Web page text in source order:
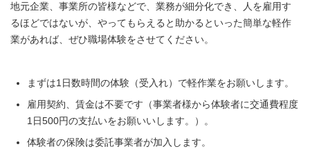
地元企業、事業所の皆様などで、業務が細分化でき、人を雇用す
るほどではないが、やってもらえると助かるといった簡単な軽作
業があれば、ぜひ職場体験をさせてください。
まずは1日数時間の体験（受入れ）で軽作業をお願いします。
雇用契約、賃金は不要です（事業者様から体験者に交通費程度
1日500円の支払いをお願いいします。）。
体験者の保険は委託事業者が加入します。